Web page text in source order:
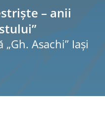
– anii
Asachi” Iaşi